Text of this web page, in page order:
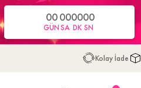
00
GÜN
00
SA
00
DK
00
SN
Kolay İade